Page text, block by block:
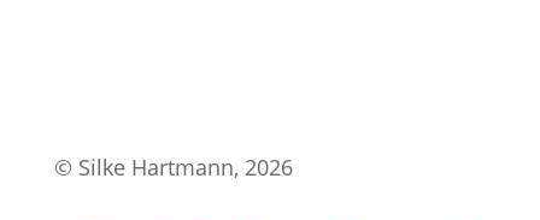
© Silke Hartmann, 2026